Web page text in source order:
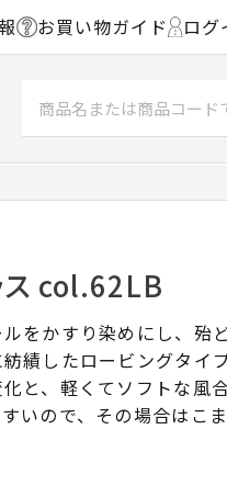
お買い物ガイド ロ
ス col.62LB
をかすり染めにし、殆
績したロービングタイ
と、軽くてソフトな風
いので、その場合はこ